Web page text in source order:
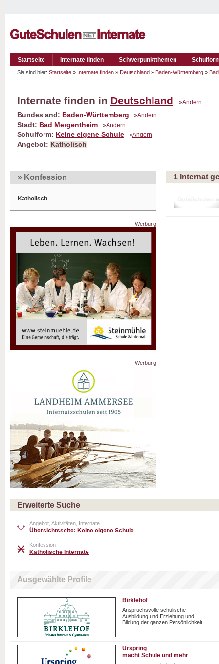
Startseite Internate finden Schwerpunktthemen
Sie sind hier: Startseite » Internate finden » Deutschland » Baden-Württemberg »
Internate finden in Deutschland »Ändern
Bundesland: Baden-Württemberg »Ändern
Stadt: Bad Mergentheim »Ändern
Schulform: Keine eigene Schule »Ändern
Angebot: Katholisch
» Konfession
Katholisch
Werbung
Werbung
1 Internat
Erweiterte Suche
Angebot, Aktivitäten, Internate
Übersichtsseite: Keine eigene Schule
Konfession
Katholische Internate
Ausgewählte Profile
Birklehof
Anspruchsvolle schulische
Ausbildung und Erziehung und
Bildung der ganzen Persönlichkeit
Urspring
macht Schule und mehr